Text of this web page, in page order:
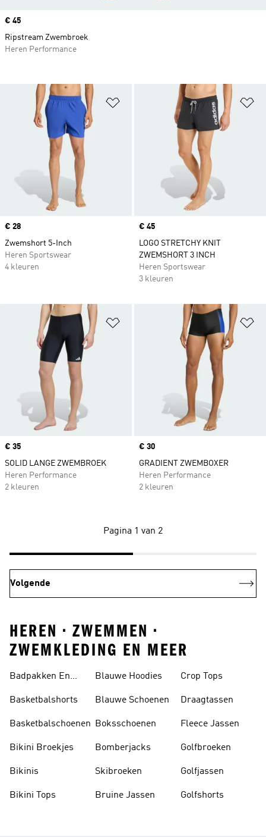
Op verlanglijst zetten
Price
€ 28
Zwemshort 5-Inch
Heren Sportswear
4 kleuren
Price
€ 45
LOGO STRETCHY KNIT
ZWEMSHORT 3 INCH
Heren Sportswear
3 kleuren
Op verlanglijst zetten
Price
€ 35
SOLID LANGE ZWEMBROEK
Heren Performance
2 kleuren
Price
€ 30
GRADIENT ZWEMBOXER
Heren Performance
2 kleuren
Price
€ 45
Ripstream Zwembroek
Heren Performance
Pagina 1 van 2
Volgende
HEREN • ZWEMMEN •
ZWEMKLEDING EN MEER
Badpakken En
Basketbalshorts
Basketbalschoenen
Bikini Broekjes
Bikinis
Bikini Tops
Blauwe Hoodies
Blauwe Schoenen
Boksschoenen
Bomberjacks
Skibroeken
Bruine Jassen
Crop Tops
Draagtassen
Fleece Jassen
Golfbroeken
Golfjassen
Golfshorts